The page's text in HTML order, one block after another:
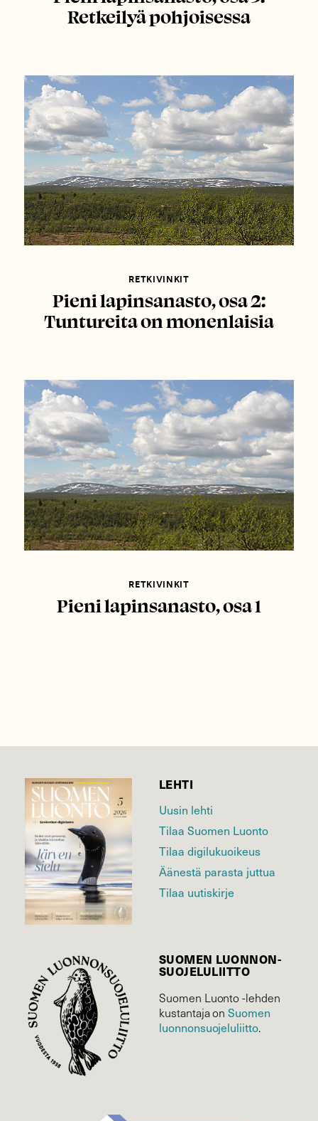
Retkeilyä pohjoisessa
RETKIVINKIT
Pieni lapinsanasto, osa 2:
Tuntureita on monenlaisia
RETKIVINKIT
Pieni lapinsanasto, osa 1
LEHTI
Uusin lehti
Tilaa Suomen Luonto
Tilaa digilukuoikeus
Äänestä parasta juttua
Tilaa uutiskirje
SUOMEN LUONNON­
SUOJELU­LIITTO
Suomen Luonto -lehden
kustantaja onSuomen
luonnonsuojelu­liitto.